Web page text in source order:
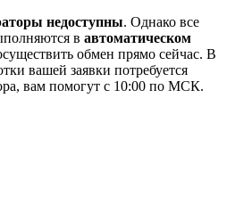
недоступны. Однако все
в автоматическом
обмен прямо сейчас. В
вашей заявки потребуется
вам помогут с 10:00 по МСК.